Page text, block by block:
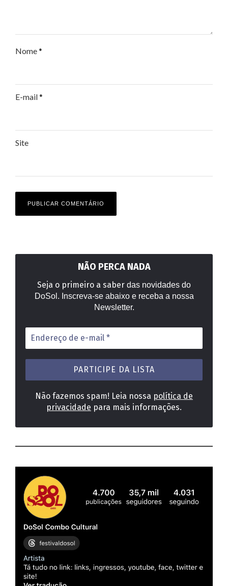
Nome*
E-mail*
Site
NÃO PERCA NADA
Seja o primeiro a saber das novidades do
DoSol. Inscreva-se abaixo e receba a nossa
Newsletter.
Endereço
de
e-
mail
Não fazemos spam! Leia nossa política de
privacidade para mais informações.